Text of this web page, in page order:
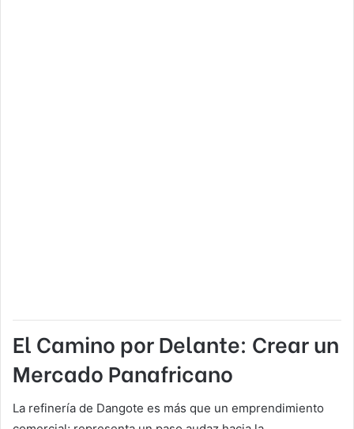
El Camino por Delante: Crear un
Mercado Panafricano
La refinería de Dangote es más que un emprendimiento